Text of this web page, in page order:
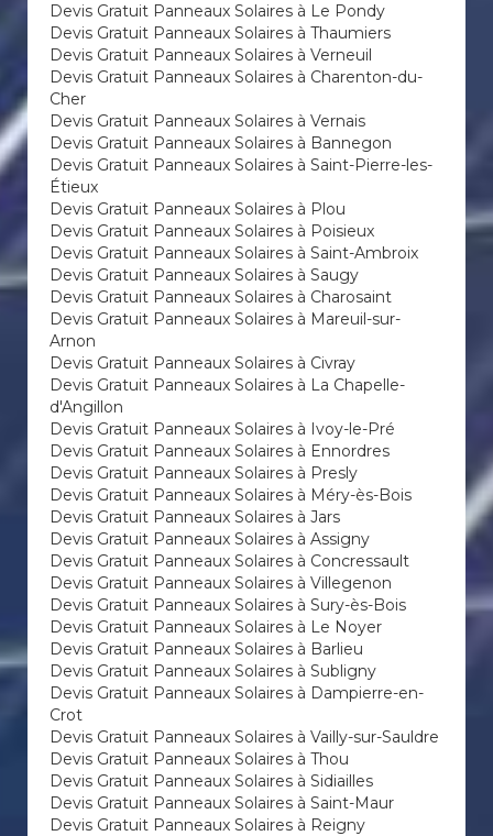
Devis Gratuit Panneaux Solaires à Le Pondy
Devis Gratuit Panneaux Solaires à Thaumiers
Devis Gratuit Panneaux Solaires à Verneuil
Devis Gratuit Panneaux Solaires à Charenton-du-
Cher
Devis Gratuit Panneaux Solaires à Vernais
Devis Gratuit Panneaux Solaires à Bannegon
Devis Gratuit Panneaux Solaires à Saint-Pierre-les-
Étieux
Devis Gratuit Panneaux Solaires à Plou
Devis Gratuit Panneaux Solaires à Poisieux
Devis Gratuit Panneaux Solaires à Saint-Ambroix
Devis Gratuit Panneaux Solaires à Saugy
Devis Gratuit Panneaux Solaires à Charosaint
Devis Gratuit Panneaux Solaires à Mareuil-sur-
Arnon
Devis Gratuit Panneaux Solaires à Civray
Devis Gratuit Panneaux Solaires à La Chapelle-
d'Angillon
Devis Gratuit Panneaux Solaires à Ivoy-le-Pré
Devis Gratuit Panneaux Solaires à Ennordres
Devis Gratuit Panneaux Solaires à Presly
Devis Gratuit Panneaux Solaires à Méry-ès-Bois
Devis Gratuit Panneaux Solaires à Jars
Devis Gratuit Panneaux Solaires à Assigny
Devis Gratuit Panneaux Solaires à Concressault
Devis Gratuit Panneaux Solaires à Villegenon
Devis Gratuit Panneaux Solaires à Sury-ès-Bois
Devis Gratuit Panneaux Solaires à Le Noyer
Devis Gratuit Panneaux Solaires à Barlieu
Devis Gratuit Panneaux Solaires à Subligny
Devis Gratuit Panneaux Solaires à Dampierre-en-
Crot
Devis Gratuit Panneaux Solaires à Vailly-sur-Sauldre
Devis Gratuit Panneaux Solaires à Thou
Devis Gratuit Panneaux Solaires à Sidiailles
Devis Gratuit Panneaux Solaires à Saint-Maur
Devis Gratuit Panneaux Solaires à Reigny